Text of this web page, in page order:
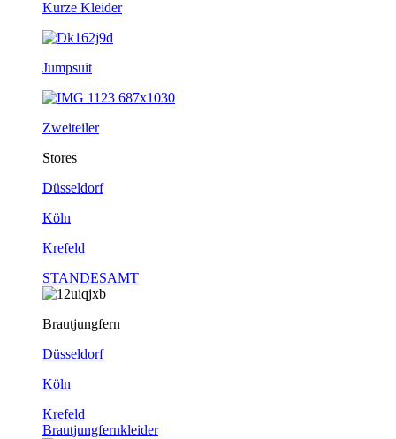
Kurze Kleider
Jumpsuit
Zweiteiler
Stores
Düsseldorf
Köln
Krefeld
STANDESAMT
Brautjungfern
Düsseldorf
Köln
Krefeld
Brautjungfernkleider